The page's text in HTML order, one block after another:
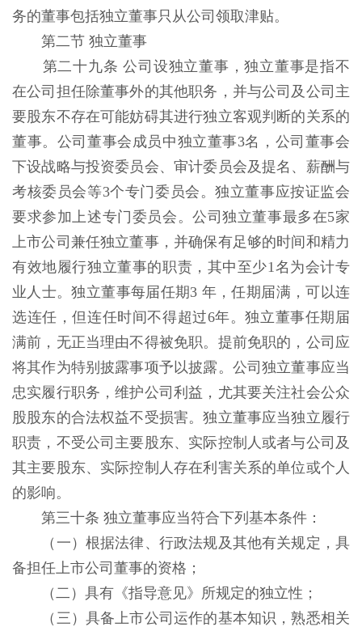
务的董事包括独立董事只从公司领取津贴。
第二节 独立董事
第二十九条 公司设独立董事，独立董事是指不
在公司担任除董事外的其他职务，并与公司及公司主
要股东不存在可能妨碍其进行独立客观判断的关系的
董事。公司董事会成员中独立董事3名，公司董事会
下设战略与投资委员会、审计委员会及提名、薪酬与
考核委员会等3个专门委员会。独立董事应按证监会
要求参加上述专门委员会。公司独立董事最多在5家
上市公司兼任独立董事，并确保有足够的时间和精力
有效地履行独立董事的职责，其中至少1名为会计专
业人士。独立董事每届任期3 年，任期届满，可以连
选连任，但连任时间不得超过6年。独立董事任期届
满前，无正当理由不得被免职。提前免职的，公司应
将其作为特别披露事项予以披露。公司独立董事应当
忠实履行职务，维护公司利益，尤其要关注社会公众
股股东的合法权益不受损害。独立董事应当独立履行
职责，不受公司主要股东、实际控制人或者与公司及
其主要股东、实际控制人存在利害关系的单位或个人
的影响。
第三十条 独立董事应当符合下列基本条件：
（一）根据法律、行政法规及其他有关规定，具
备担任上市公司董事的资格；
（二）具有《指导意见》所规定的独立性；
（三）具备上市公司运作的基本知识，熟悉相关